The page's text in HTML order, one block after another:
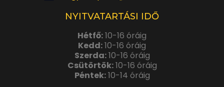
NYITVATARTÁSI IDŐ
Hétfő:10-16 óráig
Kedd:10-16 óráig
Szerda:10-16 óráig
Csütörtök:10-16 óráig
Péntek:10-14 óráig